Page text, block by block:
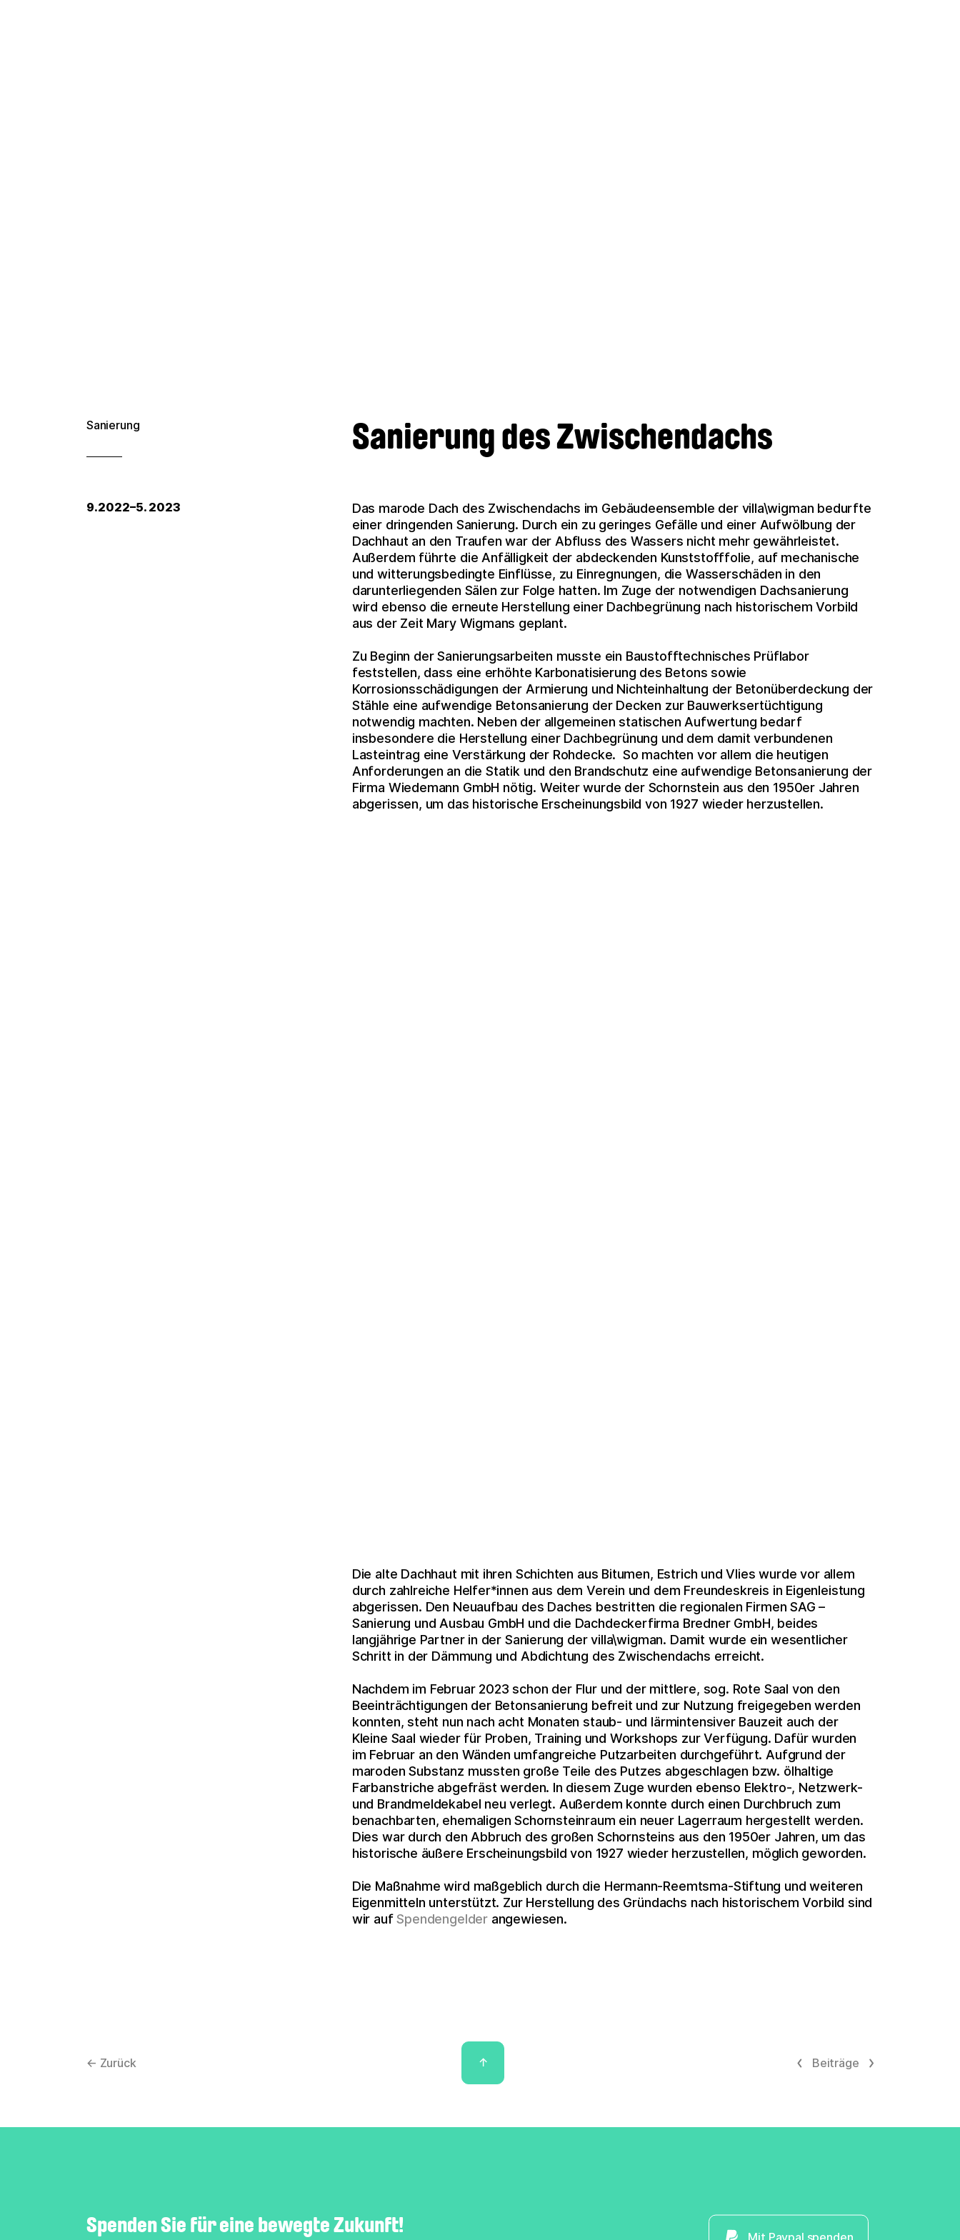
Sanierung Sanierung des Zwischendachs
9.2022–5. 2023
Das marode Dach des Zwischendachs im Gebäudeensemble der villa\wigman bedurfte
einer dringenden Sanierung. Durch ein zu geringes Gefälle und einer Aufwölbung der
Dachhaut an den Traufen war der Abfluss des Wassers nicht mehr gewährleistet.
Außerdem führte die Anfälligkeit der abdeckenden Kunststofffolie, auf mechanische
und witterungsbedingte Einflüsse, zu Einregnungen, die Wasserschäden in den
darunterliegenden Sälen zur Folge hatten. Im Zuge der notwendigen Dachsanierung
wird ebenso die erneute Herstellung einer Dachbegrünung nach historischem Vorbild
aus der Zeit Mary Wigmans geplant.
Zu Beginn der Sanierungsarbeiten musste ein Baustofftechnisches Prüflabor
feststellen, dass eine erhöhte Karbonatisierung des Betons sowie
Korrosionsschädigungen der Armierung und Nichteinhaltung der Betonüberdeckung der
Stähle eine aufwendige Betonsanierung der Decken zur Bauwerksertüchtigung
notwendig machten. Neben der allgemeinen statischen Aufwertung bedarf
insbesondere die Herstellung einer Dachbegrünung und dem damit verbundenen
Lasteintrag eine Verstärkung der Rohdecke. So machten vor allem die heutigen
Anforderungen an die Statik und den Brandschutz eine aufwendige Betonsanierung der
Firma Wiedemann GmbH nötig. Weiter wurde der Schornstein aus den 1950er Jahren
abgerissen, um das historische Erscheinungsbild von 1927 wieder herzustellen.
Die alte Dachhaut mit ihren Schichten aus Bitumen, Estrich und Vlies wurde vor allem
durch zahlreiche Helfer*innen aus dem Verein und dem Freundeskreis in Eigenleistung
abgerissen. Den Neuaufbau des Daches bestritten die regionalen Firmen SAG –
Sanierung und Ausbau GmbH und die Dachdeckerfirma Bredner GmbH, beides
langjährige Partner in der Sanierung der villa\wigman. Damit wurde ein wesentlicher
Schritt in der Dämmung und Abdichtung des Zwischendachs erreicht.
Nachdem im Februar 2023 schon der Flur und der mittlere, sog. Rote Saal von den
Beeinträchtigungen der Betonsanierung befreit und zur Nutzung freigegeben werden
konnten, steht nun nach acht Monaten staub- und lärmintensiver Bauzeit auch der
Kleine Saal wieder für Proben, Training und Workshops zur Verfügung. Dafür wurden
im Februar an den Wänden umfangreiche Putzarbeiten durchgeführt. Aufgrund der
maroden Substanz mussten große Teile des Putzes abgeschlagen bzw. ölhaltige
Farbanstriche abgefräst werden. In diesem Zuge wurden ebenso Elektro-, Netzwerk-
und Brandmeldekabel neu verlegt. Außerdem konnte durch einen Durchbruch zum
benachbarten, ehemaligen Schornsteinraum ein neuer Lagerraum hergestellt werden.
Dies war durch den Abbruch des großen Schornsteins aus den 1950er Jahren, um das
historische äußere Erscheinungsbild von 1927 wieder herzustellen, möglich geworden.
Die Maßnahme wird maßgeblich durch die Hermann-Reemtsma-Stiftung und weiteren
Eigenmitteln unterstützt. Zur Herstellung des Gründachs nach historischem Vorbild sind
wir aufSpendengelder angewiesen.
← Zurück ↑ Beiträge
Spenden Sie für eine bewegte Zukunft! Mit Paypal spenden